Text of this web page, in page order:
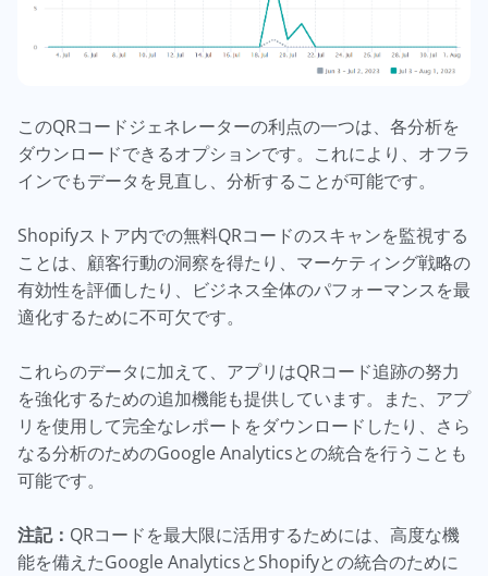
このQRコードジェネレーターの利点の一つは、各分析を
ダウンロードできるオプションです。これにより、オフラ
インでもデータを見直し、分析することが可能です。
Shopifyストア内での無料QRコードのスキャンを監視する
ことは、顧客行動の洞察を得たり、マーケティング戦略の
有効性を評価したり、ビジネス全体のパフォーマンスを最
適化するために不可欠です。
これらのデータに加えて、アプリはQRコード追跡の努力
を強化するための追加機能も提供しています。また、アプ
リを使用して完全なレポートをダウンロードしたり、さら
なる分析のためのGoogle Analyticsとの統合を行うことも
可能です。
注記： QRコードを最大限に活用するためには、高度な機
能を備えたGoogle AnalyticsとShopifyとの統合のために